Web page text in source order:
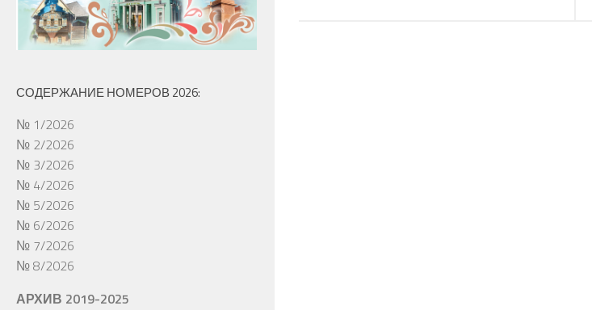
СОДЕРЖАНИЕ НОМЕРОВ 2026:
№ 1/2026
№ 2/2026
№ 3/2026
№ 4/2026
№ 5/2026
№ 6/2026
№ 7/2026
№ 8/2026
АРХИВ 2019-2025